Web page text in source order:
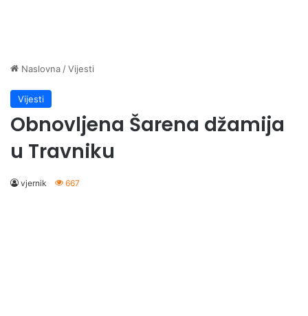
Naslovna /Vijesti
Vijesti
Obnovljena Šarena džamija
u Travniku
vjernik 667